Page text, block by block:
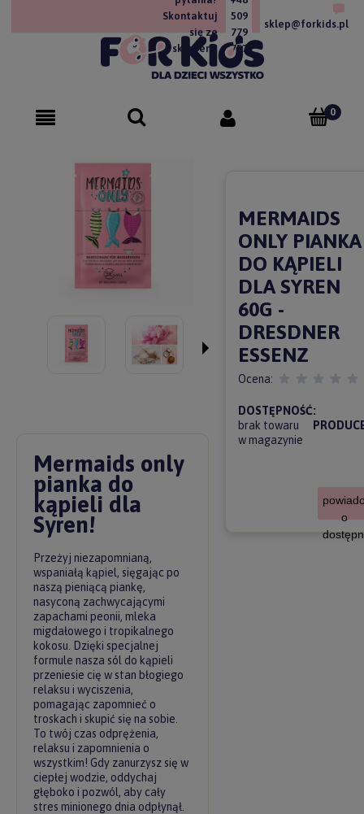
Skontaktuj
się ze
sklepem!
509
779
757
sklep@forkids.pl
Mermaids only
pianka do
kąpieli dla
Syren!
Przeżyj niezapomnianą,
wspaniałą kąpiel, sięgając po
naszą pieniącą piankę,
nasyconą zachwycającymi
zapachami peonii, mleka
migdałowego i tropikalnego
kokosu. Dzięki specjalnej
formule nasza sól do kąpieli
przeniesie cię w stan błogiego
relaksu i wyciszenia,
pomagając zapomnieć o
troskach i skupić się na sobie.
To twój czas odprężenia,
relaksu i zapomnienia o
wszystkim! Gdy zanurzysz się w
ciepłej wodzie, oddychaj
głęboko i pozwól, aby cały
stres minionego dnia odpłynął.
MERMAIDS
ONLY PIANKA
DO KĄPIELI
DLA SYREN
60G -
DRESDNER
ESSENZ
Ocena:
DOSTĘPNOŚĆ:
brak towaru
w magazynie
o